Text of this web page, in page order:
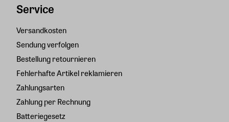
Service
Versandkosten
Sendung verfolgen
Bestellung retournieren
Fehlerhafte Artikel reklamieren
Zahlungsarten
Zahlung per Rechnung
Batteriegesetz